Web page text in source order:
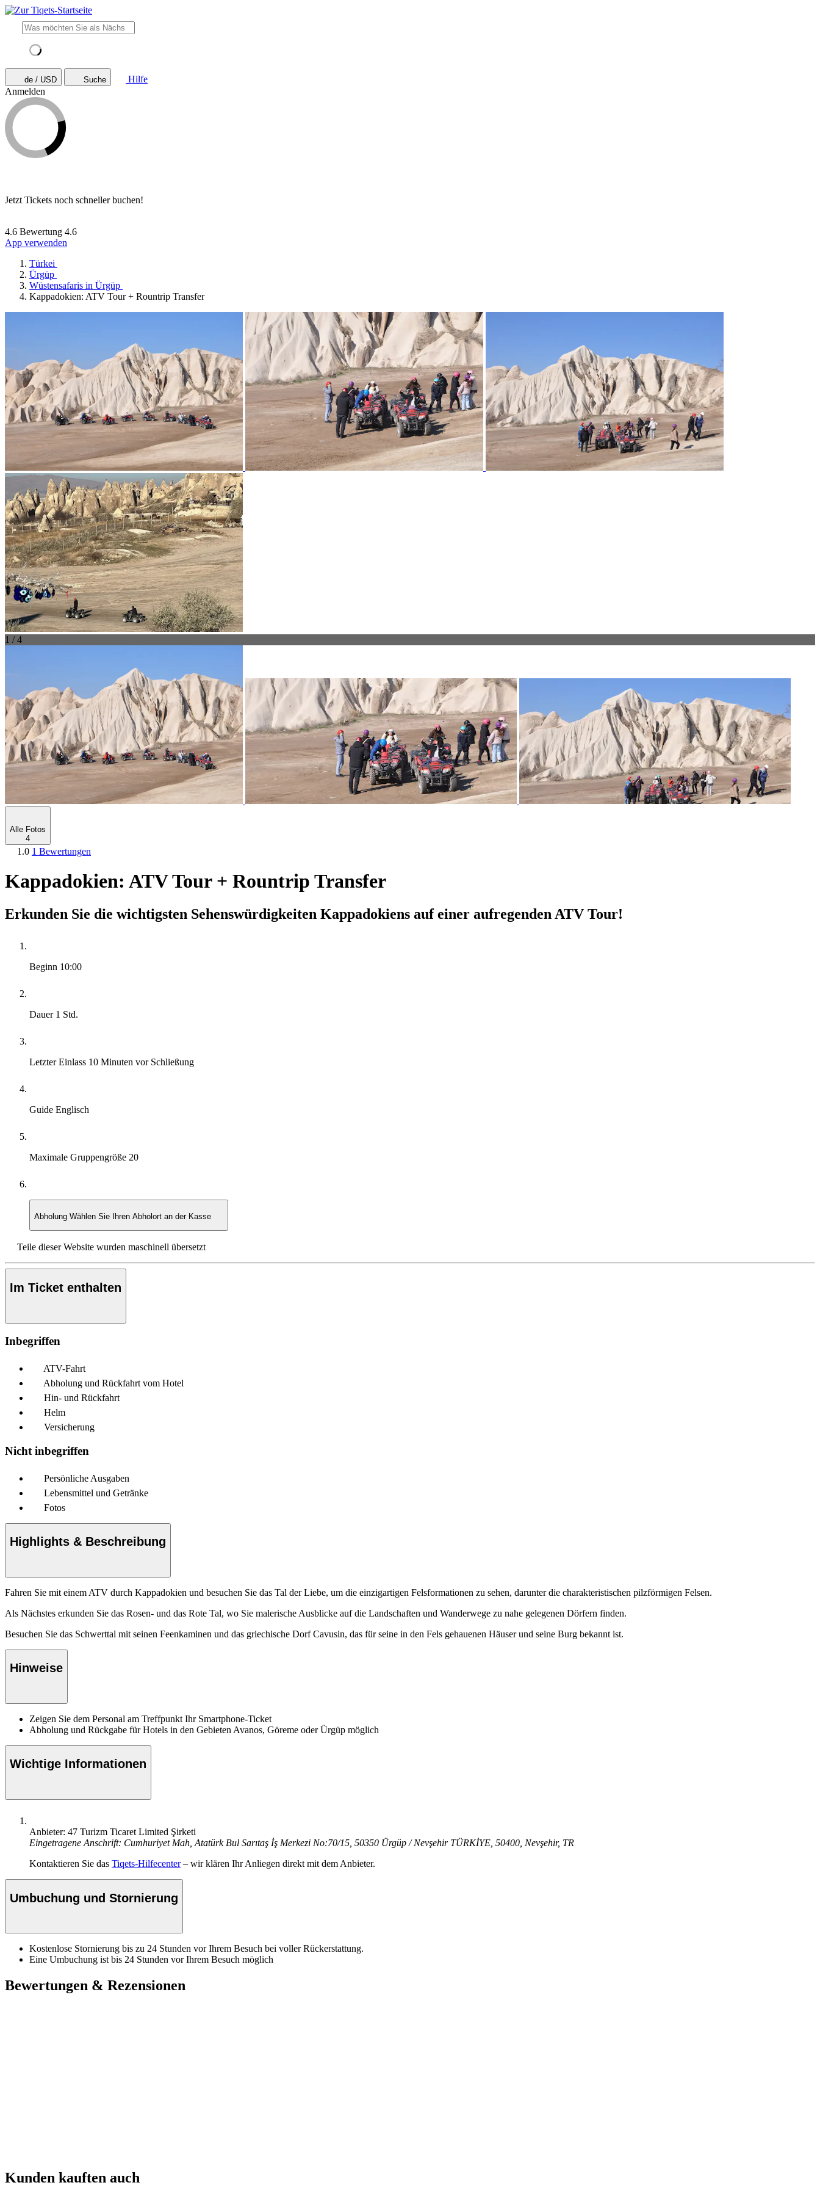
de / USD Suche
Hilfe
Anmelden
Jetzt Tickets noch schneller buchen!
4.6 Bewertung 4.6
App verwenden
Türkei
Ürgüp
Wüstensafaris in Ürgüp
Kappadokien: ATV Tour + Rountrip Transfer
1 / 4
Alle Fotos
4
1.0 1 Bewertungen
Kappadokien: ATV Tour + Rountrip Transfer
Erkunden Sie die wichtigsten Sehenswürdigkeiten Kappadokiens auf einer aufregenden ATV Tour!
Beginn 10:00
Dauer 1 Std.
Letzter Einlass 10 Minuten vor Schließung
Guide Englisch
Maximale Gruppengröße 20
Abholung Wählen Sie Ihren Abholort an der Kasse
Teile dieser Website wurden maschinell übersetzt
Im Ticket enthalten
Inbegriffen
ATV-Fahrt
Abholung und Rückfahrt vom Hotel
Hin- und Rückfahrt
Helm
Versicherung
Nicht inbegriffen
Persönliche Ausgaben
Lebensmittel und Getränke
Fotos
Highlights & Beschreibung
Fahren Sie mit einem ATV durch Kappadokien und besuchen Sie das Tal der Liebe, um die einzigartigen Felsformationen zu sehen, darunter die charakteristischen pilzförmigen Felsen.
Als Nächstes erkunden Sie das Rosen- und das Rote Tal, wo Sie malerische Ausblicke auf die Landschaften und Wanderwege zu nahe gelegenen Dörfern finden.
Besuchen Sie das Schwerttal mit seinen Feenkaminen und das griechische Dorf Cavusin, das für seine in den Fels gehauenen Häuser und seine Burg bekannt ist.
Hinweise
Zeigen Sie dem Personal am Treffpunkt Ihr Smartphone-Ticket
Abholung und Rückgabe für Hotels in den Gebieten Avanos, Göreme oder Ürgüp möglich
Wichtige Informationen
Anbieter: 47 Turizm Ticaret Limited Şirketi
Eingetragene Anschrift: Cumhuriyet Mah, Atatürk Bul Sarıtaş İş Merkezi No:70/15, 50350 Ürgüp / Nevşehir TÜRKİYE, 50400, Nevşehir, TR
Kontaktieren Sie das Tiqets-Hilfecenter– wir klären Ihr Anliegen direkt mit dem Anbieter.
Umbuchung und Stornierung
Kostenlose Stornierung bis zu 24 Stunden vor Ihrem Besuch bei voller Rückerstattung.
Eine Umbuchung ist bis 24 Stunden vor Ihrem Besuch möglich
Bewertungen & Rezensionen
Kunden kauften auch